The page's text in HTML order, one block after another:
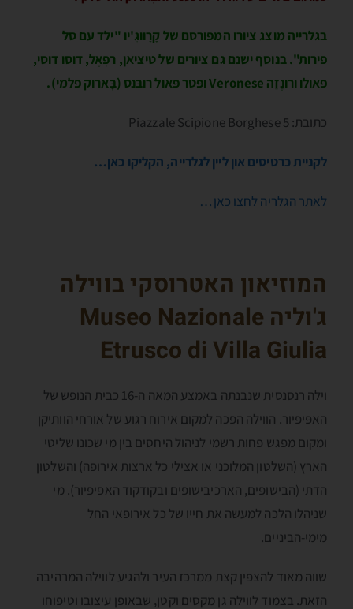
בגלרייה מוצג ציורו המפורסם של קָרָווגְ'יו "ילד עם סל
פירות". בנוסף ישנם גם ציורים של טיציאן, רפָאֶל, דוסו דוסי,
פאולו ורונֶזֵה Veronese ופּטר פּאול רובּנס (בָּארוק פלמי).
כתובת: Piazzale Scipione Borghese 5
לקניית כרטיסים און ליין לגלרייה, הקליקו כאן…
לאתר הגלריה לחצו כאן…
המוזיאון האטרוסקי בווילה
ג'וליה Museo Nazionale
Etrusco di Villa Giulia
וילה רנסנסית שנבנתה באמצע המאה ה-16 כבית הנופש של
האפּיפיור. הווילה הפכה למקום אירוח רגוע של אורחי הוותיקן
ומקום מפגש פחות רשמי לניהול היחסים בין מי שכונו שליטי
הארץ (השלטון המלוכני או אצילי כל ארצות אירופה) והשלטון
הדתי (הבישופים, הארכיבישופים ובקודקוד האפיפיור). מי
שניהלו הלכה למעשה את חייו של כל אירופאי החל
מימי-הביניים.
שווה מאוד להצפין קצת ממרכז העיר ולהגיע לווילה המרהיבה
הזאת. בצמוד לווילה גן מקסים וקטן, שבאופן עיצובו וטיפוחו